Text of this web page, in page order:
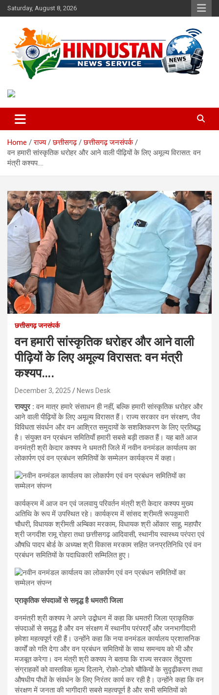
Skip
to
Saturday, August 8, 2026
Hindustan News Service
Home राज्य छत्तीसगढ़
छत्तीसगढ़ जनसंपर्क
वन हमारी सांस्कृतिक धरोहर और आने वाली पीढ़ियों के लिए अमूल्य विरासत: वन
मंत्री कश्यप….
छत्तीसगढ़ जनसंपर्क
वन हमारी सांस्कृतिक धरोहर और आने वाली
पीढ़ियों के लिए अमूल्य विरासत: वन मंत्री
कश्यप….
December 3, 2025 News Desk
रायपुर :वन मात्र हमारे संसाधन ही नहीं, बल्कि हमारी सांस्कृतिक धरोहर और
आने वाली पीढ़ियों के लिए अमूल्य विरासत हैं। राज्य सरकार वन संरक्षण, जैव
विविधता संवर्धन और वन आश्रित समुदायों के सशक्तिकरण के लिए प्रतिबद्ध
है। संयुक्त वन प्रबंधन समितियाँ हमारी सबसे बड़ी ताकत हैं। यह बातें आज
वनमंत्री श्री केदार कश्यप ने धमतरी जिले में नवीन वनमंडल कार्यालय का
लोकार्पण एवं वन प्रबंधन समितियों के सम्मेलन कार्यक्रम में कहा।
कार्यक्रम में आज वन एवं जलवायु परिवर्तन मंत्री श्री केदार कश्यप मुख्य
अतिथि के रूप में उपस्थित रहे। कार्यक्रम में सांसद श्रीमती रूपकुमारी
चौधरी, विधायक श्रीमती अम्बिका मरकाम, विधायक श्री ओंकार साहू, महापौर
श्री जगदीश रामू रोहरा तथा छत्तीसगढ़ आदिवासी, स्थानीय स्वास्थ्य परंपरा एवं
औषधि पादप बोर्ड के अध्यक्ष श्री विकास मरकाम सहित जनप्रतिनिधि एवं वन
प्रबंधन समितियों के पदाधिकारी सम्मिलित हुए।
प्राकृतिक संपदाओं से समृद्ध है धमतरी जिला
वनमंत्री श्री कश्यप ने अपने उद्बोधन में कहा कि धमतरी जिला प्राकृतिक
संपदाओं से समृद्ध है और वन संरक्षण में स्थानीय परंपराएँ और जनभागीदारी
हमेशा महत्वपूर्ण रही हैं। उन्होंने कहा कि नया वनमंडल कार्यालय प्रशासनिक
कार्यों को गति देगा और वन प्रबंधन समितियों के साथ समन्वय को भी और
मजबूत करेगा। वन मंत्री श्री कश्यप ने बताया कि राज्य सरकार तेंदूपत्ता
संग्राहकों को वास्तविक मूल्य दिलाने, रोको-टोको चौकियों के सुदृढ़ीकरण तथा
औषधीय पौधों के संवर्धन के लिए निरंतर कार्य कर रही है। उन्होंने कहा कि वन
संरक्षण में जनता की भागीदारी सबसे महत्वपूर्ण है और सभी समितियों को